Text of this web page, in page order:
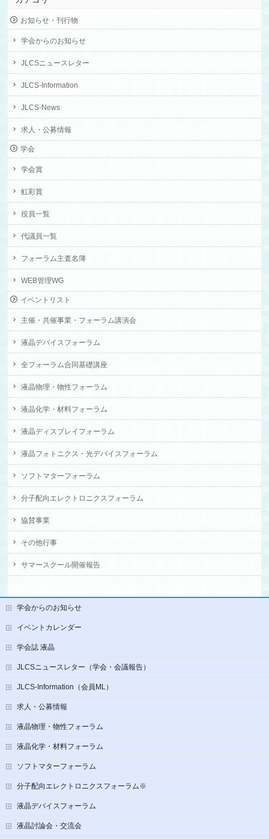
お知らせ・刊行物
学会からのお知らせ
JLCSニュースレター
JLCS-Information
JLCS-News
求人・公募情報
学会
学会賞
虹彩賞
役員一覧
代議員一覧
フォーラム主査名簿
WEB管理WG
イベントリスト
主催・共催事業・フォーラム講演会
液晶デバイスフォーラム
全フォーラム合同基礎講座
液晶物理・物性フォーラム
液晶化学・材料フォーラム
液晶ディスプレイフォーラム
液晶フォトニクス・光デバイスフォーラム
ソフトマターフォーラム
分子配向エレクトロニクスフォーラム
協賛事業
その他行事
サマースクール開催報告
学会からのお知らせ
イベントカレンダー
学会誌 液晶
JLCSニュースレター（学会・会議報告）
JLCS-Information（会員ML）
求人・公募情報
液晶物理・物性フォーラム
液晶化学・材料フォーラム
ソフトマターフォーラム
分子配向エレクトロニクスフォーラム※
液晶デバイスフォーラム
液晶討論会・交流会